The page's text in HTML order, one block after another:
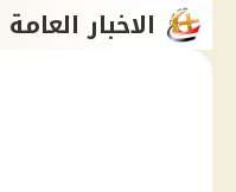
الاخبار العامة